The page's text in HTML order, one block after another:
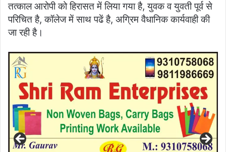
तत्काल आरोपी को हिरासत में लिया गया है, युवक व युवती पूर्व से
परिचित है, कॉलेज में साथ पढें है, अग्रिम वैधानिक कार्यवाही की
जा रही है।